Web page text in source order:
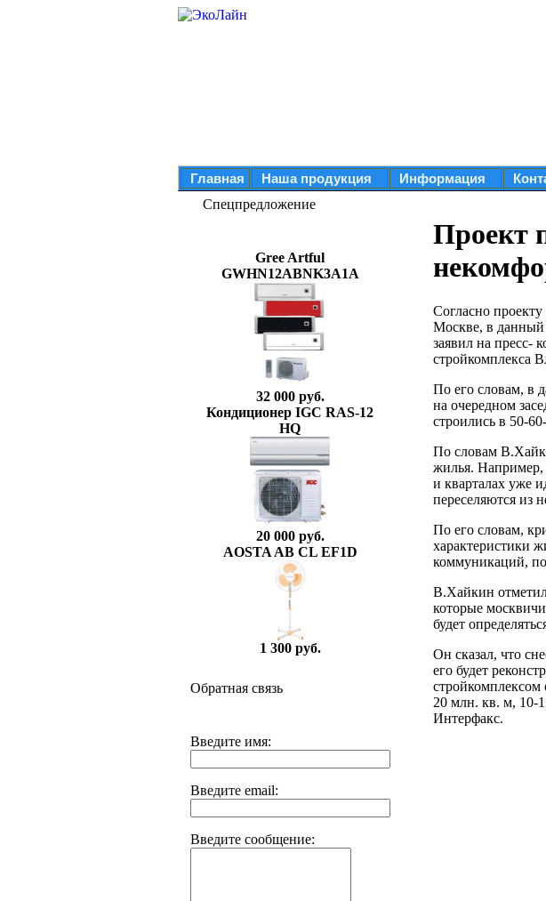
Главная Наша продукция Информация
Спецпредложение
Gree Artful
GWHN12ABNK3A1A
32 000 руб.
Кондиционер IGC RAS-12
HQ
20 000 руб.
AOSTA AB CL EF1D
1 300 руб.
Обратная связь
Введите имя:
Введите email:
Введите сообщение:
Проект
Согласно
Москве, в данный
заявил на пресс-
стройкомплекса
По его словам, в
на очередном
строились в 50-
По словам
жилья. Например,
и кварталах уже
переселяются из
По его словам,
характеристики
коммуникаций,
В.Хайкин
которые
будет
Он сказал, что
его будет
20 млн. кв. м, 10-
Интерфакс.